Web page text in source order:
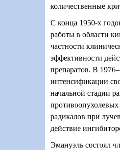
количественные
С конца 1950-х
работы в области
частности
эффективности
препаратов. В
интенсификации
начальной стадии
противоопухолевых
радикалов при
действие
Эмануэль состоял